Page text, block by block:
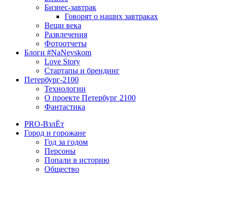
Бизнес-завтрак
Говорят о наших завтраках
Вещи века
Развлечения
Фотоотчеты
Блоги #NaNevskom
Love Story
Стартапы и брендинг
Петербург-2100
Технологии
О проекте Петербург 2100
Фантастика
PRO-ВзлЁт
Город и горожане
Год за годом
Персоны
Попали в историю
Общество